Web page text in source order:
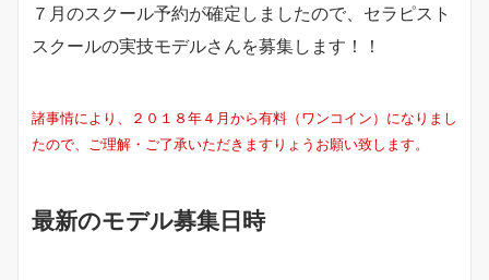
７月のスクール予約が確定しましたので、セラピスト
スクールの実技モデルさんを募集します！！
諸事情により、２０１８年４月から有料（ワンコイン）になりまし
たので、ご理解・ご了承いただきますりょうお願い致します。
最新のモデル募集日時